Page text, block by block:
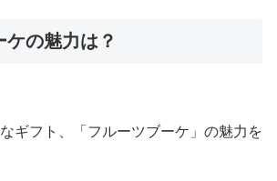
ケの魅力は？
ギフト、「フルーツブーケ」の魅力を